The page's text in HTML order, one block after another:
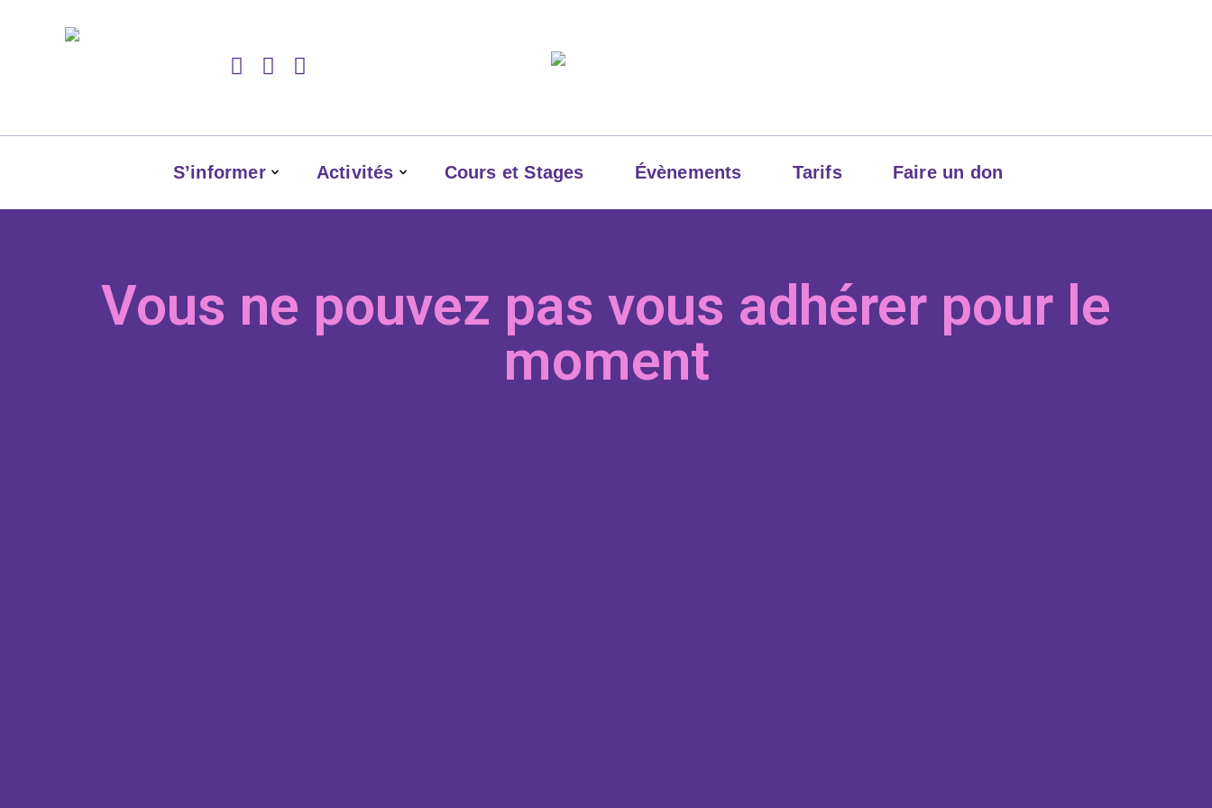
S’informer Activités Cours et Stages Évènements Tarifs Faire un don
Vous ne pouvez pas vous adhérer pour le
moment